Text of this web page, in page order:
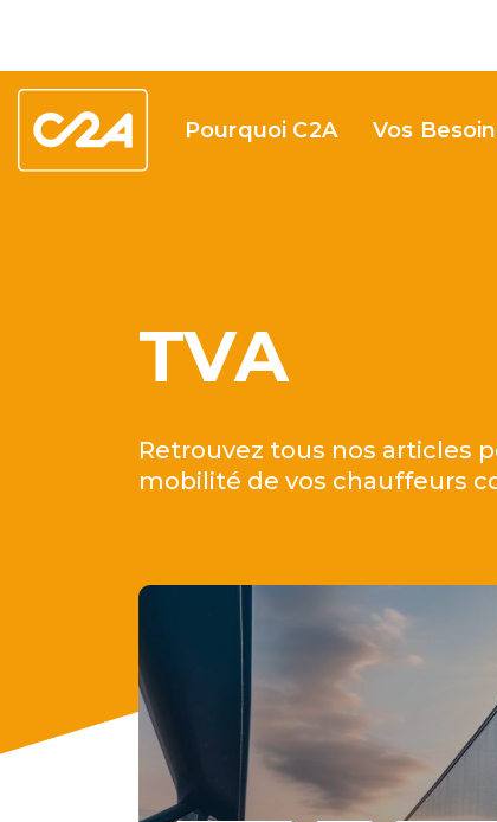
Pourquoi C2A Vos
TVA
Retrouvez tous nos articles
mobilité de vos chauffeurs